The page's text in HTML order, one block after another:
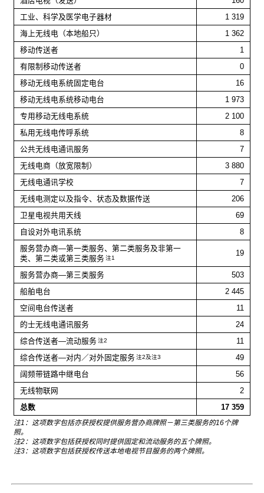
工业、科学及医学电子器材
1 319
海上无线电（本地船只）
1 362
移动传送者
1
有限制移动传送者
0
移动无线电系统固定电台
16
移动无线电系统移动电台
1 973
专用移动无线电系统
2 100
私用无线电传呼系统
8
公共无线电通讯服务
7
无线电商（放宽限制）
3 880
无线电通讯学校
7
无线电测定以及指令、状态及数据传送
206
卫星电视共用天线
69
自设对外电讯系统
8
服务营办商—第一类服务、第二类服务及非第一
类、第二类或第三类服务 注1 19
服务营办商—第三类服务
503
船舶电台
2 445
空间电台传送者
11
的士无线电通讯服务
24
综合传送者—流动服务 注2
11
综合传送者—对内／对外固定服务 注2及注3
49
阔频带链路中继电台
56
无线物联网
2
总数
17 359
注1：这项数字包括亦获授权提供服务营办商牌照－第三类服务的16个牌
照。
注2：这项数字包括获授权同时提供固定和流动服务的五个牌照。
注3：这项数字包括获授权传送本地电视节目服务的两个牌照。